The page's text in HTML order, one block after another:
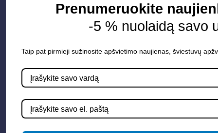
Apšvietimo mokymų įrašas
Kontaktai
Susisiekime
Prenumeruokite
-5 % nuolaidą savo
Taip pat pirmieji sužinosite apšvietimo naujienas, šviestuvų